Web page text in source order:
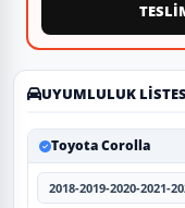
UYUMLULUK
Toyota Corolla
2018-2019-2020-2021-